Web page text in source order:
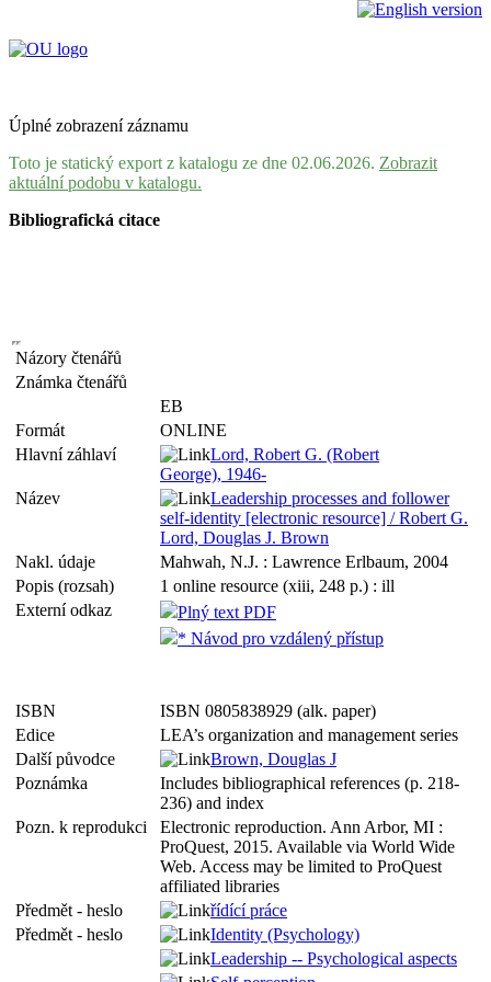
Úplné zobrazení záznamu
Toto je statický export z katalogu ze dne 02.06.2026. Zobrazit
aktuální podobu v katalogu.
Bibliografická citace
Názory čtenářů
Známka čtenářů
EB
Formát
ONLINE
Hlavní záhlaví
Lord, Robert G. (Robert
George), 1946-
Název
Leadership processes and follower
self-identity [electronic resource] / Robert G.
Lord, Douglas J. Brown
Nakl. údaje
Mahwah, N.J. : Lawrence Erlbaum, 2004
Popis (rozsah)
1 online resource (xiii, 248 p.) : ill
Externí odkaz
Plný text PDF
* Návod pro vzdálený přístup
ISBN
ISBN 0805838929 (alk. paper)
Edice
LEA’s organization and management series
Další původce
Brown, Douglas J
Poznámka
Includes bibliographical references (p. 218-
236) and index
Pozn. k reprodukci
Electronic reproduction. Ann Arbor, MI :
ProQuest, 2015. Available via World Wide
Web. Access may be limited to ProQuest
affiliated libraries
Předmět - heslo
řídící práce
Předmět - heslo
Identity (Psychology)
Leadership -- Psychological aspects